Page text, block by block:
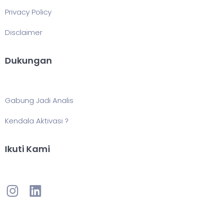
Privacy Policy
Disclaimer
Dukungan
Gabung Jadi Analis
Kendala Aktivasi ?
Ikuti Kami